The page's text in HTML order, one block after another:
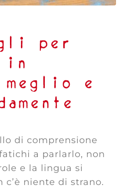
per
in
e
di comprensione
a parlarlo, non
e la lingua si
c’è niente di strano.